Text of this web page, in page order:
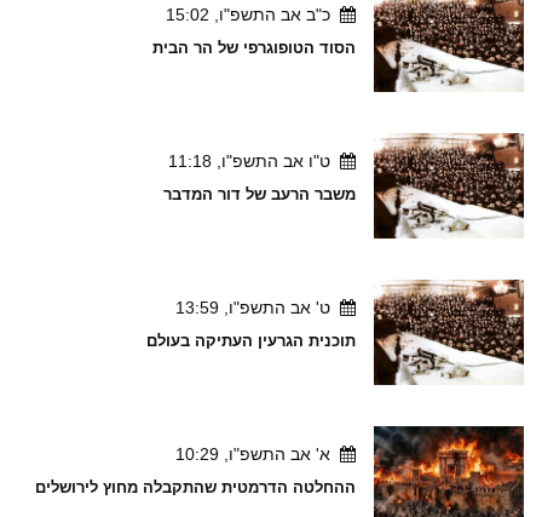
כ"ב אב התשפ"ו, 15:02
הסוד הטופוגרפי של הר הבית
ט"ו אב התשפ"ו, 11:18
משבר הרעב של דור המדבר
ט' אב התשפ"ו, 13:59
תוכנית הגרעין העתיקה בעולם
א' אב התשפ"ו, 10:29
ההחלטה הדרמטית שהתקבלה מחוץ לירושלים